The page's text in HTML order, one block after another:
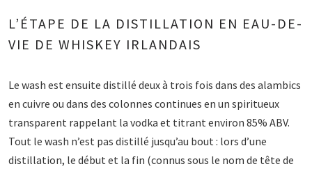
L’ÉTAPE DE LA DISTILLATION EN EAU-DE-
VIE DE WHISKEY IRLANDAIS
Le wash est ensuite distillé deux à trois fois dans des alambics
en cuivre ou dans des colonnes continues en un spiritueux
transparent rappelant la vodka et titrant environ 85% ABV.
Tout le wash n’est pas distillé jusqu’au bout : lors d’une
distillation, le début et la fin (connus sous le nom de tête de